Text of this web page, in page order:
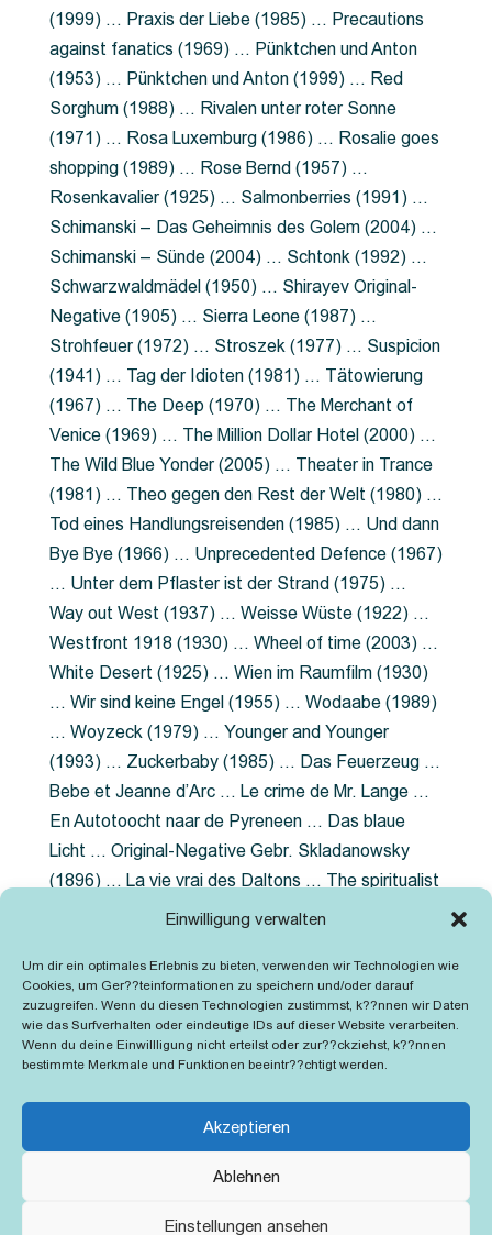
Einwilligung verwalten
Um dir ein optimales Erlebnis zu bieten, verwenden wir Technologien wie
Cookies, um Ger??teinformationen zu speichern und/oder darauf
zuzugreifen. Wenn du diesen Technologien zustimmst, k??nnen wir Daten
wie das Surfverhalten oder eindeutige IDs auf dieser Website verarbeiten.
Wenn du deine Einwillligung nicht erteilst oder zur??ckziehst, k??nnen
bestimmte Merkmale und Funktionen beeintr??chtigt werden.
Akzeptieren
Ablehnen
Einstellungen ansehen
(1999) … Praxis der Liebe (1985) … Precautions
against fanatics (1969) … Pünktchen und Anton
(1953) … Pünktchen und Anton (1999) … Red
Sorghum (1988) … Rivalen unter roter Sonne
(1971) … Rosa Luxemburg (1986) … Rosalie goes
shopping (1989) … Rose Bernd (1957) …
Rosenkavalier (1925) … Salmonberries (1991) …
Schimanski – Das Geheimnis des Golem (2004) …
Schimanski – Sünde (2004) … Schtonk (1992) …
Schwarzwaldmädel (1950) … Shirayev Original-
Negative (1905) … Sierra Leone (1987) …
Strohfeuer (1972) … Stroszek (1977) … Suspicion
(1941) … Tag der Idioten (1981) … Tätowierung
(1967) … The Deep (1970) … The Merchant of
Venice (1969) … The Million Dollar Hotel (2000) …
The Wild Blue Yonder (2005) … Theater in Trance
(1981) … Theo gegen den Rest der Welt (1980) …
Tod eines Handlungsreisenden (1985) … Und dann
Bye Bye (1966) … Unprecedented Defence (1967)
… Unter dem Pflaster ist der Strand (1975) …
Way out West (1937) … Weisse Wüste (1922) …
Westfront 1918 (1930) … Wheel of time (2003) …
White Desert (1925) … Wien im Raumfilm (1930)
… Wir sind keine Engel (1955) … Wodaabe (1989)
… Woyzeck (1979) … Younger and Younger
(1993) … Zuckerbaby (1985) … Das Feuerzeug …
Bebe et Jeanne d’Arc … Le crime de Mr. Lange …
En Autotoocht naar de Pyreneen … Das blaue
Licht … Original-Negative Gebr. Skladanowsky
(1896) … La vie vrai des Daltons … The spiritualist
photographer … Feuer im Fjord … The Song of the
Grubenlampe … Tolstoy … Grün ist die Heide …
Lady Hamilton … Mütter verzaget nicht …
Ruttmann Werbefilme